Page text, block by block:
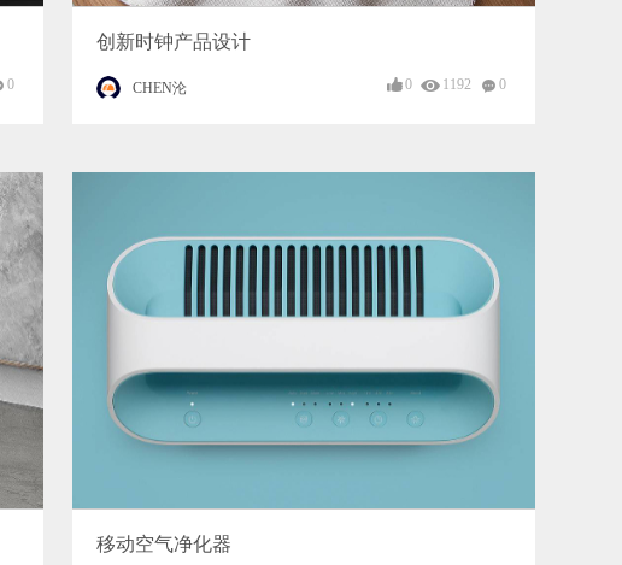
0
创新时钟产品设计
CHEN沦 0 1192 0
移动空气净化器